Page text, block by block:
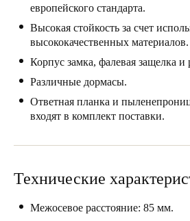
Germany
Switzerland
DeutschFrançais Italiano
Ireland
English
европейского стандарта.
Высокая стойкость за счет
высококачественных материалов.
Корпус замка, фалевая защелка и
Различные дормасы.
Ответная планка и
входят в комплект поставки.
Технические
Межосевое расстояние: 85 мм.